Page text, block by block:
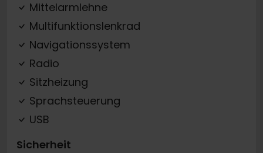
Mittelarmlehne
Multifunktionslenkrad
Navigationssystem
Radio
Sitzheizung
Sprachsteuerung
USB
Sicherheit